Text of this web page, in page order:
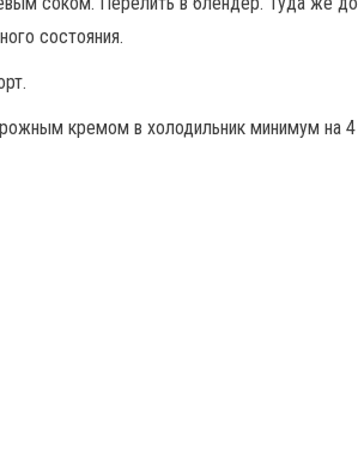
состояния.
кремом в холодильник минимум на 4